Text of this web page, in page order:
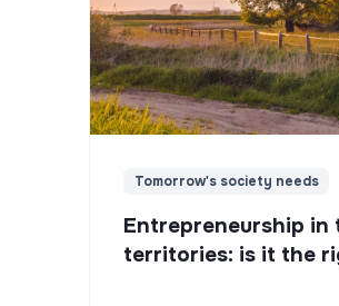
Tomorrow's society needs
Entrepreneurship in
territories: is it the